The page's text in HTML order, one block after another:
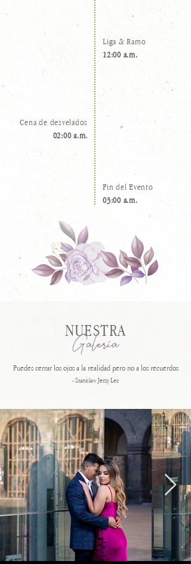
Liga & Ramo
12:00 a.m.
Cena de desvelados
02:00 a.m.
Fin del Evento
03:00 a.m.
NUESTRA
Galeria
Puedes cerrar los ojos a la realidad pero no a los recuerdos
- Stanislaw Jerzy Lec